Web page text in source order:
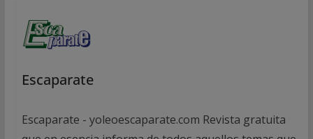
Escaparate
Escaparate - yoleoescaparate.com Revista gratuita